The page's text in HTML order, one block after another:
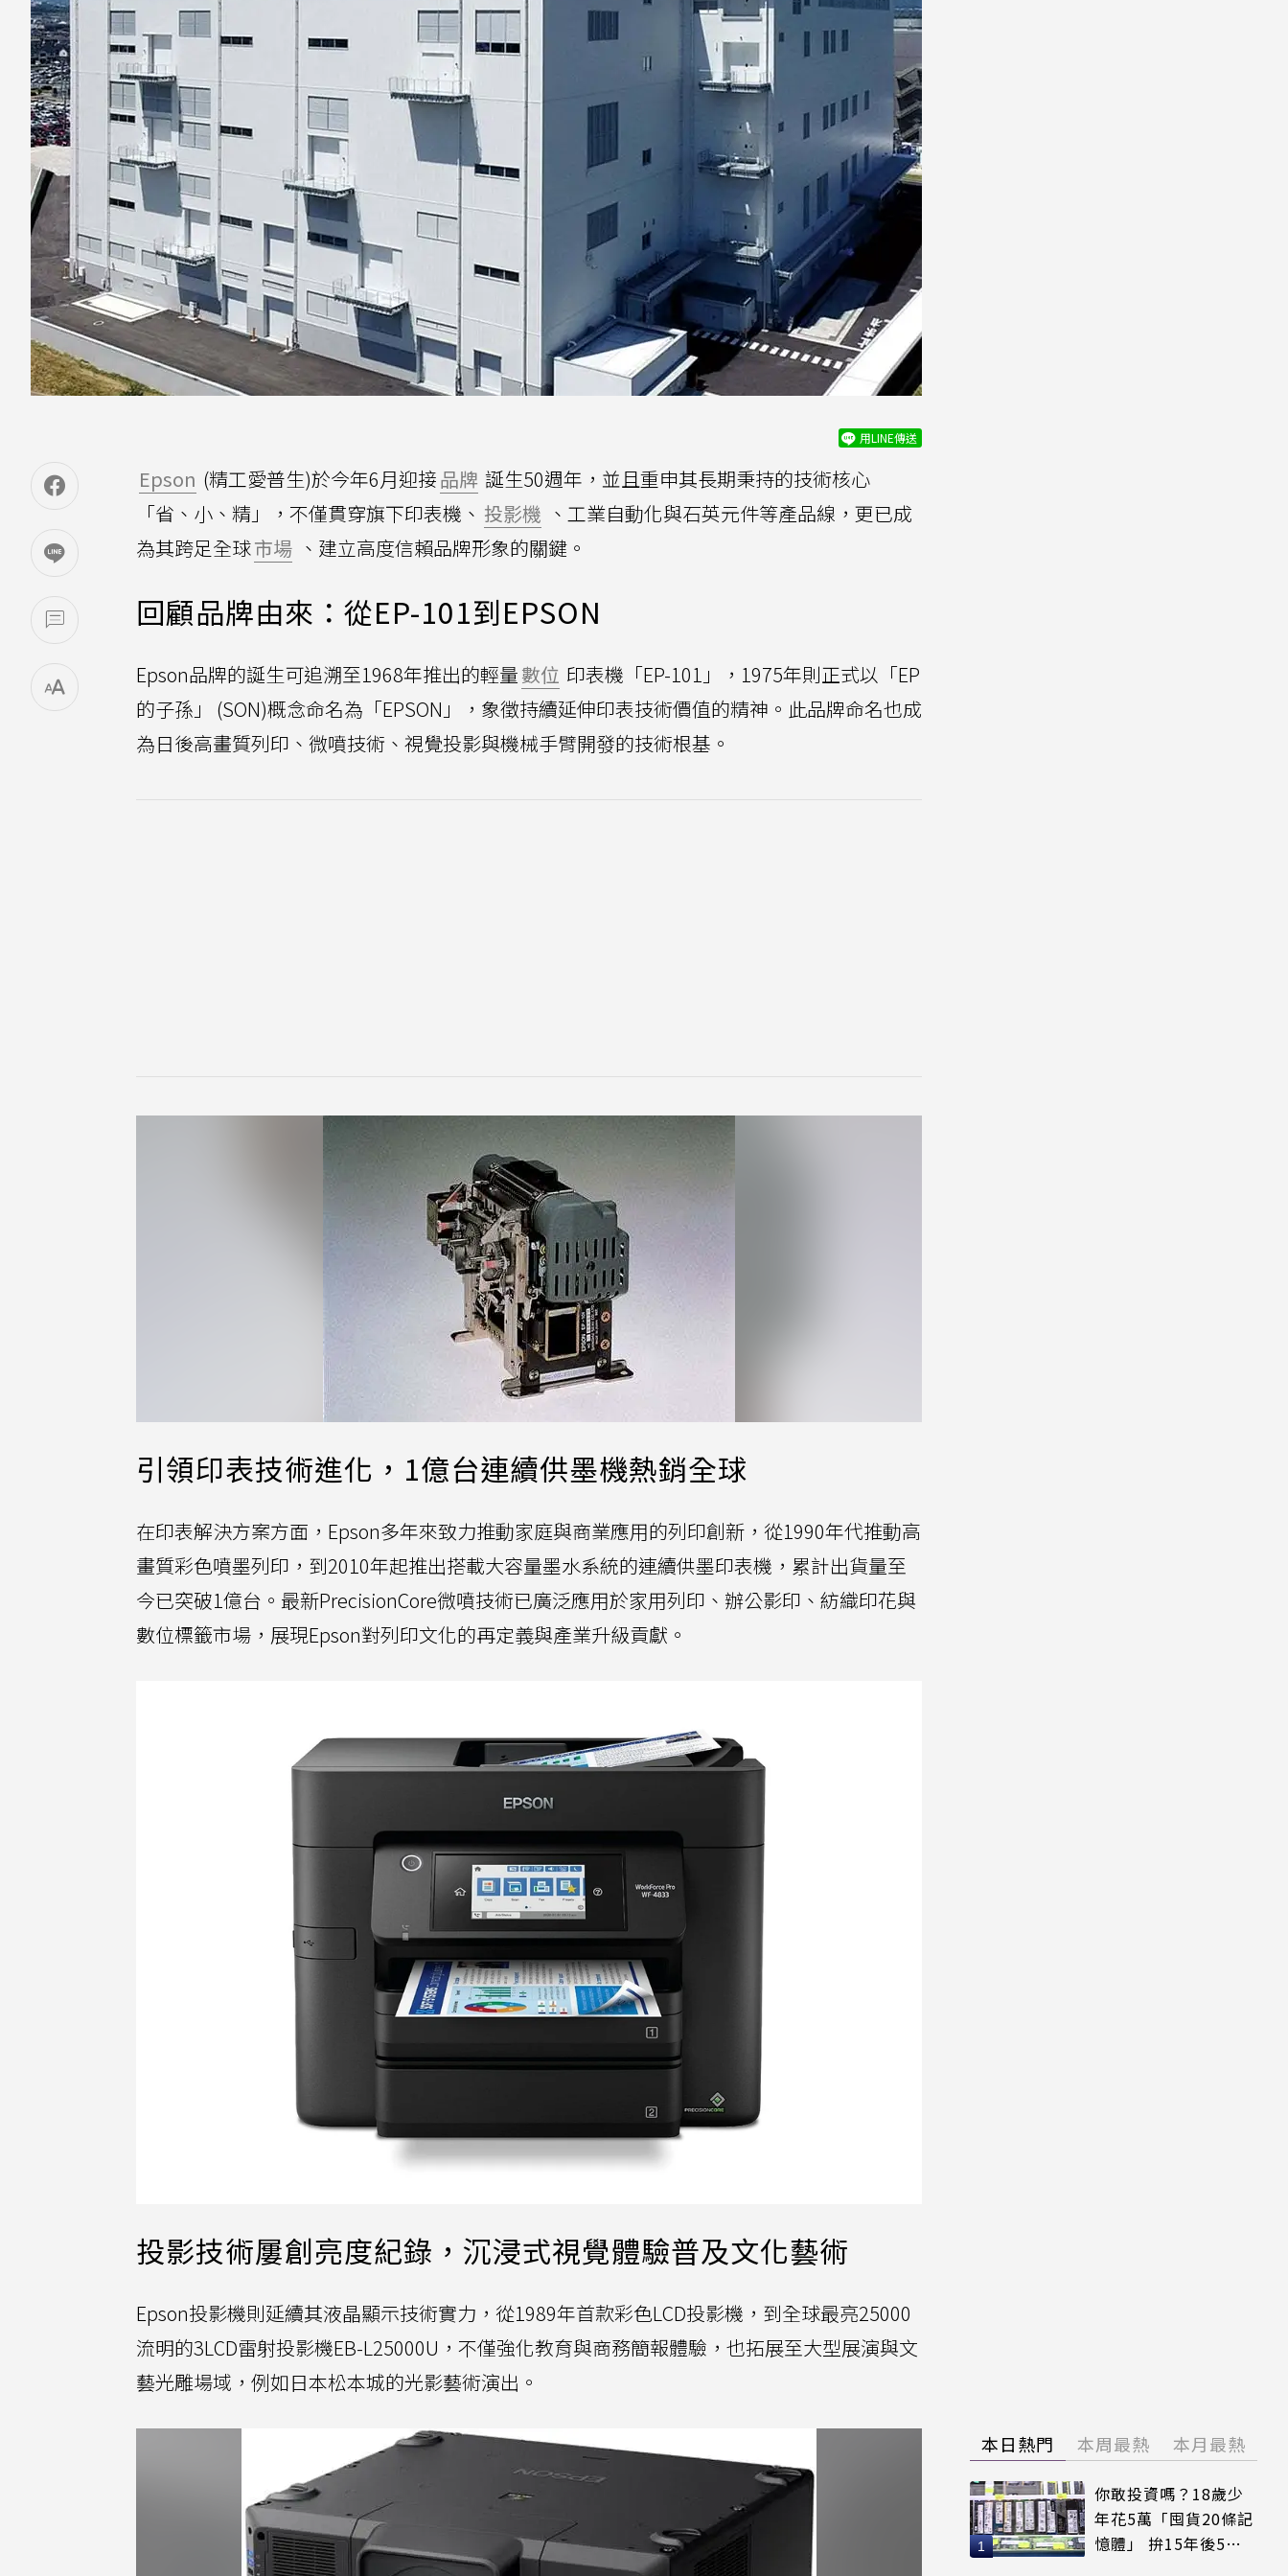
用LINE傳送
Epson (精工愛普生)於今年6月迎接品牌 誕生50週年，並且重申其長期秉持的技術核心
「省、小、精」，不僅貫穿旗下印表機、 投影機 、工業自動化與石英元件等產品線，更已成
為其跨足全球市場 、建立高度信賴品牌形象的關鍵。
回顧品牌由來：從EP-101到EPSON
Epson品牌的誕生可追溯至1968年推出的輕量數位 印表機「EP-101」，1975年則正式以「EP
的子孫」 (SON)概念命名為「EPSON」，象徵持續延伸印表技術價值的精神。此品牌命名也成
為日後高畫質列印、微噴技術、視覺投影與機械手臂開發的技術根基。
引領印表技術進化，1億台連續供墨機熱銷全球
在印表解決方案方面，Epson多年來致力推動家庭與商業應用的列印創新，從1990年代推動高
畫質彩色噴墨列印，到2010年起推出搭載大容量墨水系統的連續供墨印表機，累計出貨量至
今已突破1億台。最新PrecisionCore微噴技術已廣泛應用於家用列印、辦公影印、紡織印花與
數位標籤市場，展現Epson對列印文化的再定義與產業升級貢獻。
投影技術屢創亮度紀錄，沉浸式視覺體驗普及文化藝術
Epson投影機則延續其液晶顯示技術實力，從1989年首款彩色LCD投影機，到全球最亮25000
流明的3LCD雷射投影機EB-L25000U，不僅強化教育與商務簡報體驗，也拓展至大型展演與文
藝光雕場域，例如日本松本城的光影藝術演出。
本日熱門 本周最熱 本月最熱
你敢投資嗎？18歲少
年花5萬「囤貨20條記
憶體」 拚15年後5倍